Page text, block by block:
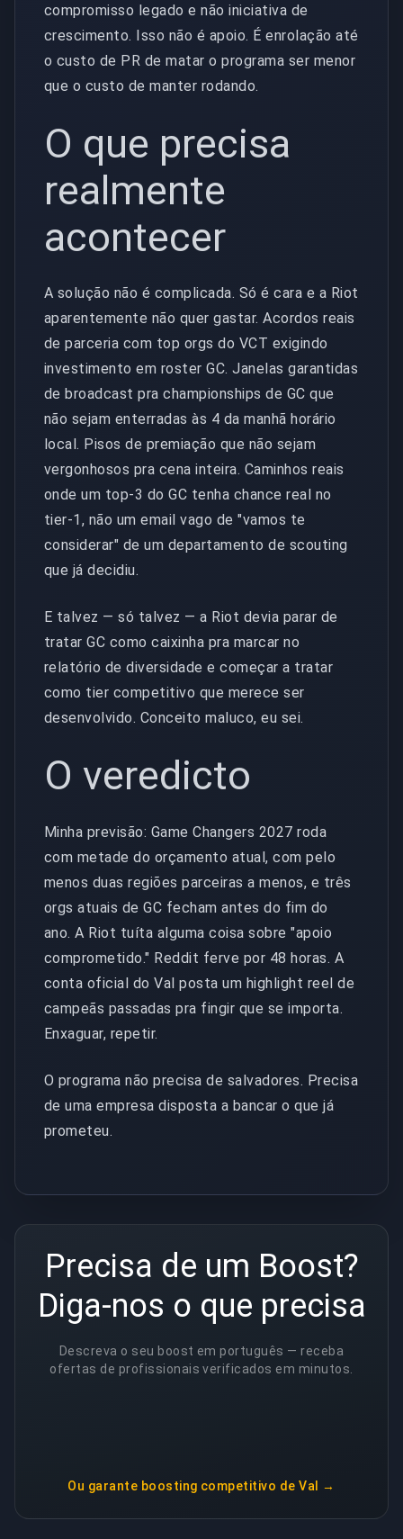
compromisso legado e não iniciativa de
crescimento. Isso não é apoio. É enrolação até
o custo de PR de matar o programa ser menor
que o custo de manter rodando.
O que precisa
realmente
acontecer
A solução não é complicada. Só é cara e a Riot
aparentemente não quer gastar. Acordos reais
de parceria com top orgs do VCT exigindo
investimento em roster GC. Janelas garantidas
de broadcast pra championships de GC que
não sejam enterradas às 4 da manhã horário
local. Pisos de premiação que não sejam
vergonhosos pra cena inteira. Caminhos reais
onde um top-3 do GC tenha chance real no
tier-1, não um email vago de "vamos te
considerar" de um departamento de scouting
que já decidiu.
E talvez — só talvez — a Riot devia parar de
tratar GC como caixinha pra marcar no
relatório de diversidade e começar a tratar
como tier competitivo que merece ser
desenvolvido. Conceito maluco, eu sei.
O veredicto
Minha previsão: Game Changers 2027 roda
com metade do orçamento atual, com pelo
menos duas regiões parceiras a menos, e três
orgs atuais de GC fecham antes do fim do
ano. A Riot tuíta alguma coisa sobre "apoio
comprometido." Reddit ferve por 48 horas. A
conta oficial do Val posta um highlight reel de
campeãs passadas pra fingir que se importa.
Enxaguar, repetir.
O programa não precisa de salvadores. Precisa
de uma empresa disposta a bancar o que já
prometeu.
Precisa de um Boost?
Diga-nos o que precisa
Descreva o seu boost em português — receba
ofertas de profissionais verificados em minutos.
Ou garante boosting competitivo de Val →